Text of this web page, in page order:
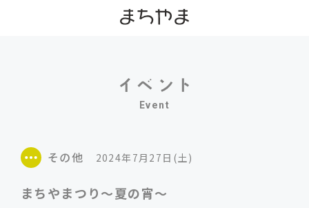
Event
その他 2024年7月27日(土)
まちやまつり～夏の宵～